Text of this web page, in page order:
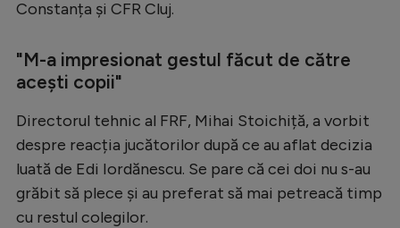
Clasamente
Tenis
Handbal
Natație
Formula 1
Constanța și CFR Cluj.
"M-a impresionat gestul făcut de către
acești copii"
Directorul tehnic al FRF, Mihai Stoichiță, a vorbit
despre reacția jucătorilor după ce au aflat decizia
luată de Edi Iordănescu. Se pare că cei doi nu s-au
grăbit să plece și au preferat să mai petreacă timp
cu restul colegilor.